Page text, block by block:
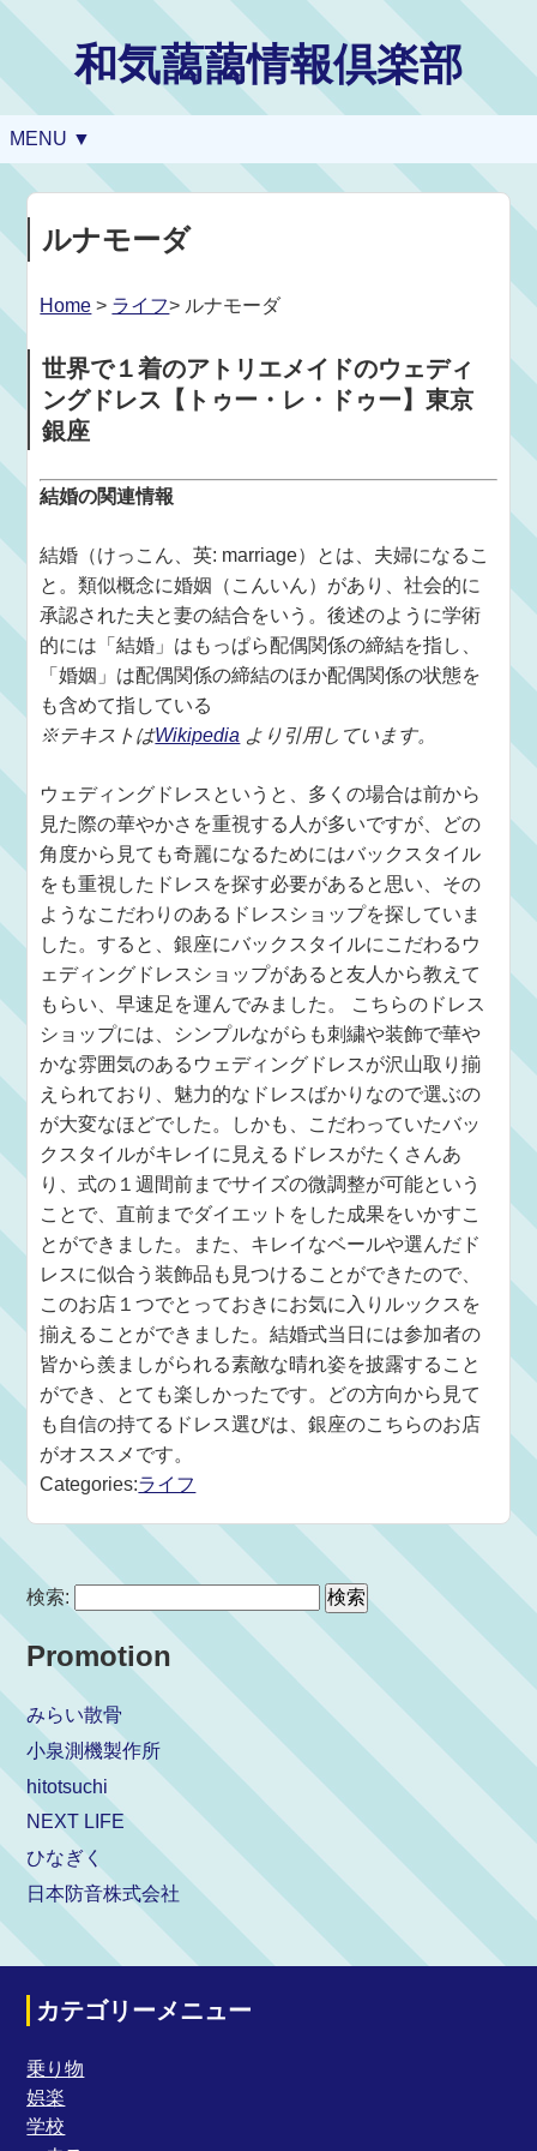
和気藹藹情報倶楽部
MENU ▼
ルナモーダ
Home > ライフ> ルナモーダ
世界で１着のアトリエメイドのウェディ
ングドレス【トゥー・レ・ドゥー】東京
銀座
結婚の関連情報
結婚（けっこん、英: marriage）とは、夫婦になるこ
と。類似概念に婚姻（こんいん）があり、社会的に
承認された夫と妻の結合をいう。後述のように学術
的には「結婚」はもっぱら配偶関係の締結を指し、
「婚姻」は配偶関係の締結のほか配偶関係の状態を
も含めて指している
※テキストはWikipedia より引用しています。
ウェディングドレスというと、多くの場合は前から
見た際の華やかさを重視する人が多いですが、どの
角度から見ても奇麗になるためにはバックスタイル
をも重視したドレスを探す必要があると思い、その
ようなこだわりのあるドレスショップを探していま
した。すると、銀座にバックスタイルにこだわるウ
ェディングドレスショップがあると友人から教えて
もらい、早速足を運んでみました。 こちらのドレス
ショップには、シンプルながらも刺繍や装飾で華や
かな雰囲気のあるウェディングドレスが沢山取り揃
えられており、魅力的なドレスばかりなので選ぶの
が大変なほどでした。しかも、こだわっていたバッ
クスタイルがキレイに見えるドレスがたくさんあ
り、式の１週間前までサイズの微調整が可能という
ことで、直前までダイエットをした成果をいかすこ
とができました。また、キレイなベールや選んだド
レスに似合う装飾品も見つけることができたので、
このお店１つでとっておきにお気に入りルックスを
揃えることができました。結婚式当日には参加者の
皆から羨ましがられる素敵な晴れ姿を披露すること
ができ、とても楽しかったです。どの方向から見て
も自信の持てるドレス選びは、銀座のこちらのお店
がオススメです。
Categories:ライフ
検索:
Promotion
みらい散骨
小泉測機製作所
hitotsuchi
NEXT LIFE
ひなぎく
日本防音株式会社
カテゴリーメニュー
乗り物
娯楽
学校